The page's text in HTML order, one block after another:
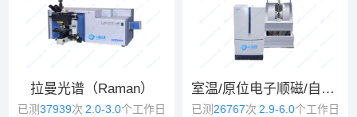
拉曼光谱（Raman）
已测37939次 2.0-3.0个工作日
室温/原位电子顺磁/自旋共振波谱（EPR/ESR）
已测26767次 2.9-6.0个工作日